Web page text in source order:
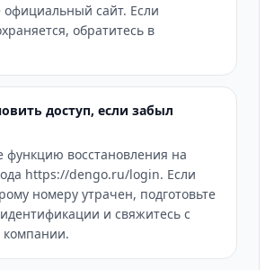
официальный сайт. Если
обратитесь в
доступ, если забыл
функцию восстановления на
https://dengo.ru/login. Если
номеру утрачен, подготовьте
и свяжитесь с